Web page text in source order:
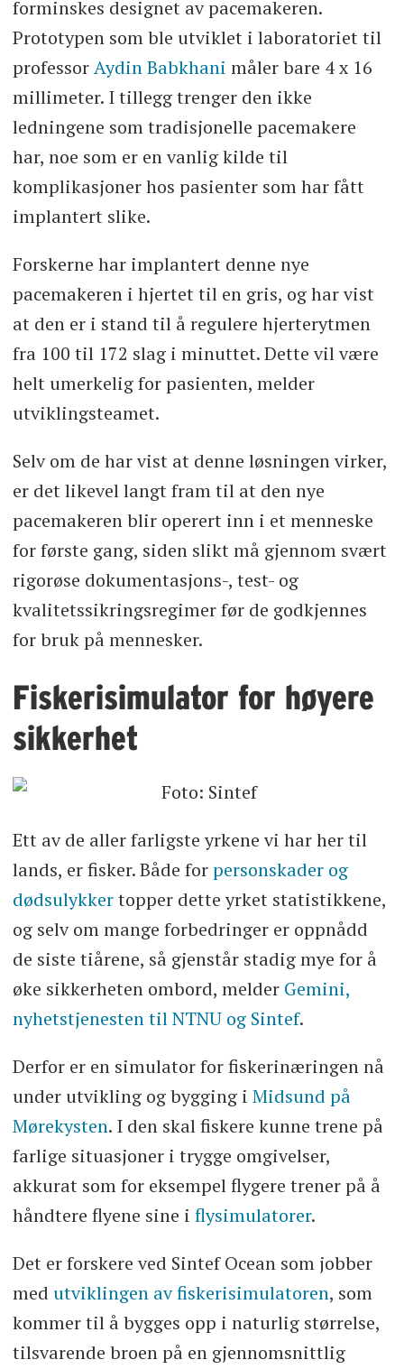
forminskes designet av pacemakeren.
Prototypen som ble utviklet i laboratoriet til
professorAydin Babkhani måler bare 4 x 16
millimeter. I tillegg trenger den ikke
ledningene som tradisjonelle pacemakere
har, noe som er en vanlig kilde til
komplikasjoner hos pasienter som har fått
implantert slike.
Forskerne har implantert denne nye
pacemakeren i hjertet til en gris, og har vist
at den er i stand til å regulere hjerterytmen
fra 100 til 172 slag i minuttet. Dette vil være
helt umerkelig for pasienten, melder
utviklingsteamet.
Selv om de har vist at denne løsningen virker,
er det likevel langt fram til at den nye
pacemakeren blir operert inn i et menneske
for første gang, siden slikt må gjennom svært
rigorøse dokumentasjons-, test- og
kvalitetssikringsregimer før de godkjennes
for bruk på mennesker.
Fiskerisimulator for høyere
sikkerhet
Ett av de aller farligste yrkene vi har her til
lands, er fisker. Både forpersonskader og
dødsulykkertopper dette yrket statistikkene,
og selv om mange forbedringer er oppnådd
de siste tiårene, så gjenstår stadig mye for å
øke sikkerheten ombord, melder Gemini,
nyhetstjenesten til NTNU og Sintef.
Derfor er en simulator for fiskerinæringen nå
under utvikling og bygging i Midsund på
Mørekysten. I den skal fiskere kunne trene på
farlige situasjoner i trygge omgivelser,
akkurat som for eksempel flygere trener på å
håndtere flyene sine i flysimulatorer.
Det er forskere ved Sintef Ocean som jobber
med utviklingen av fiskerisimulatoren, som
kommer til å bygges opp i naturlig størrelse,
tilsvarende broen på en gjennomsnittlig